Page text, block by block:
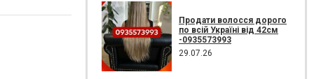
Продати волосся дорого
по всій Україні від 42см
-0935573993
29.07.26